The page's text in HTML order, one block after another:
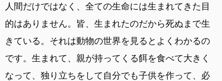
人間だけではなく、全ての生命には生まれてきた目
的はありません。皆、生まれたのだから死ぬまで生
きている。それは動物の世界を見るとよくわかるの
です。生まれて、親が持ってくる餌を食べて大きく
なって、独り立ちをして自分でも子供を作って、必